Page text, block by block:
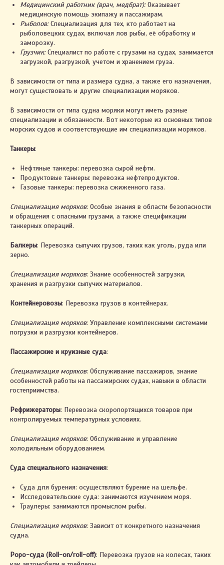
Медицинский работник (врач, медбрат):Оказывает
медицинскую помощь экипажу и пассажирам.
Рыболов:Специализация для тех, кто работает на
рыболовецких судах, включая лов рыбы, её обработку и
заморозку.
Грузчик:Специалист по работе с грузами на судах, занимается
загрузкой, разгрузкой, учетом и хранением груза.
В зависимости от типа и размера судна, а также его назначения,
могут существовать и другие специализации моряков.
В зависимости от типа судна моряки могут иметь разные
специализации и обязанности. Вот некоторые из основных типов
морских судов и соответствующие им специализации моряков.
Танкеры:
Нефтяные танкеры: перевозка сырой нефти.
Продуктовые танкеры: перевозка нефтепродуктов.
Газовые танкеры: перевозка сжиженного газа.
Специализация моряков: Особые знания в области безопасности
и обращения с опасными грузами, а также спецификации
танкерных операций.
Балкеры: Перевозка сыпучих грузов, таких как уголь, руда или
зерно.
Специализация моряков: Знание особенностей загрузки,
хранения и разгрузки сыпучих материалов.
Контейнеровозы: Перевозка грузов в контейнерах.
Специализация моряков: Управление комплексными системами
погрузки и разгрузки контейнеров.
Пассажирские и круизные суда:
Специализация моряков: Обслуживание пассажиров, знание
особенностей работы на пассажирских судах, навыки в области
гостеприимства.
Рефрижераторы: Перевозка скоропортящихся товаров при
контролируемых температурных условиях.
Специализация моряков: Обслуживание и управление
холодильным оборудованием.
Суда специального назначения:
Суда для бурения: осуществляют бурение на шельфе.
Исследовательские суда: занимаются изучением моря.
Траулеры: занимаются промыслом рыбы.
Специализация моряков: Зависит от конкретного назначения
судна.
Роро-суда (Roll-on/roll-off): Перевозка грузов на колесах, таких